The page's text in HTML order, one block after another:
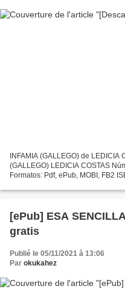
INFAMIA (GALLEGO) de LEDICIA
(GALLEGO) LEDICIA COSTAS
Formatos: Pdf, ePub, MOBI, FB2
[ePub] ESA
gratis
Publié le 05/11/2021 à 13:06
Par okukahez